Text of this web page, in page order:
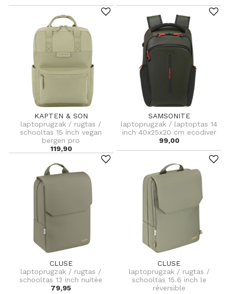
KAPTEN & SON
laptoprugzak / rugtas /
schooltas 15 inch vegan
bergen pro
119,90
SAMSONITE
laptoprugzak / laptoptas 14
inch 40x25x20 cm ecodiver
99,00
CLUSE
laptoprugzak / rugtas /
schooltas 13 inch nuitée
79,95
CLUSE
laptoprugzak / rugtas /
schooltas 15.6 inch le
réversible